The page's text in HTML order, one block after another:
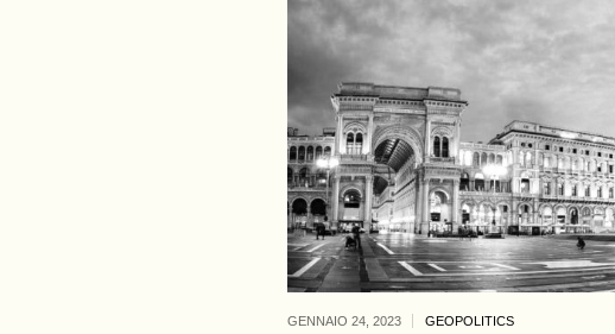
GENNAIO 24, 2023 GEOPOLITICS